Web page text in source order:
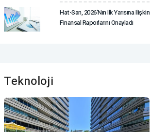
Hat-San, 2026'nın Ilk Yarısına Ilişkin
Finansal Raporlarını Onayladı
Teknoloji